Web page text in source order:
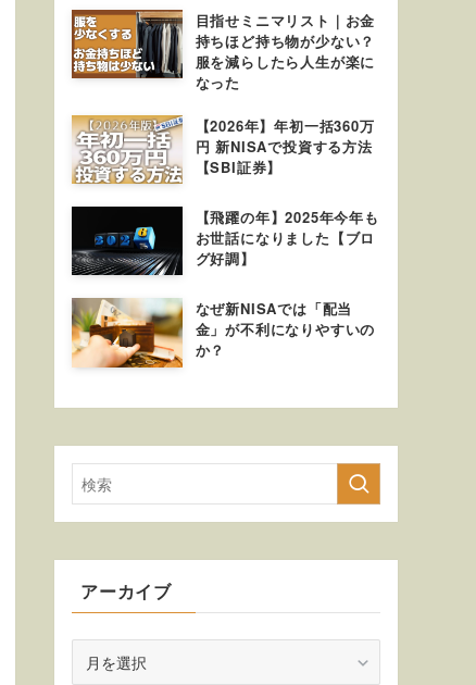
目指せミニマリスト｜お金
持ちほど持ち物が少ない？
服を減らしたら人生が楽に
なった
【2026年】年初一括360万
円 新NISAで投資する方法
【SBI証券】
【飛躍の年】2025年今年も
お世話になりました【ブロ
グ好調】
なぜ新NISAでは「配当
金」が不利になりやすいの
か？
アーカイブ